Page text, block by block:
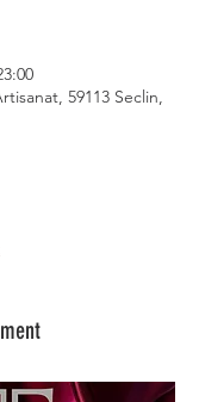
59113 Seclin,